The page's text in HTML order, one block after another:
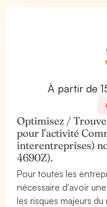
À partir de
Optimisez /
pour l'activité
interentreprises)
4690Z).
Pour toutes les
nécessaire d'avoir
les risques majeurs